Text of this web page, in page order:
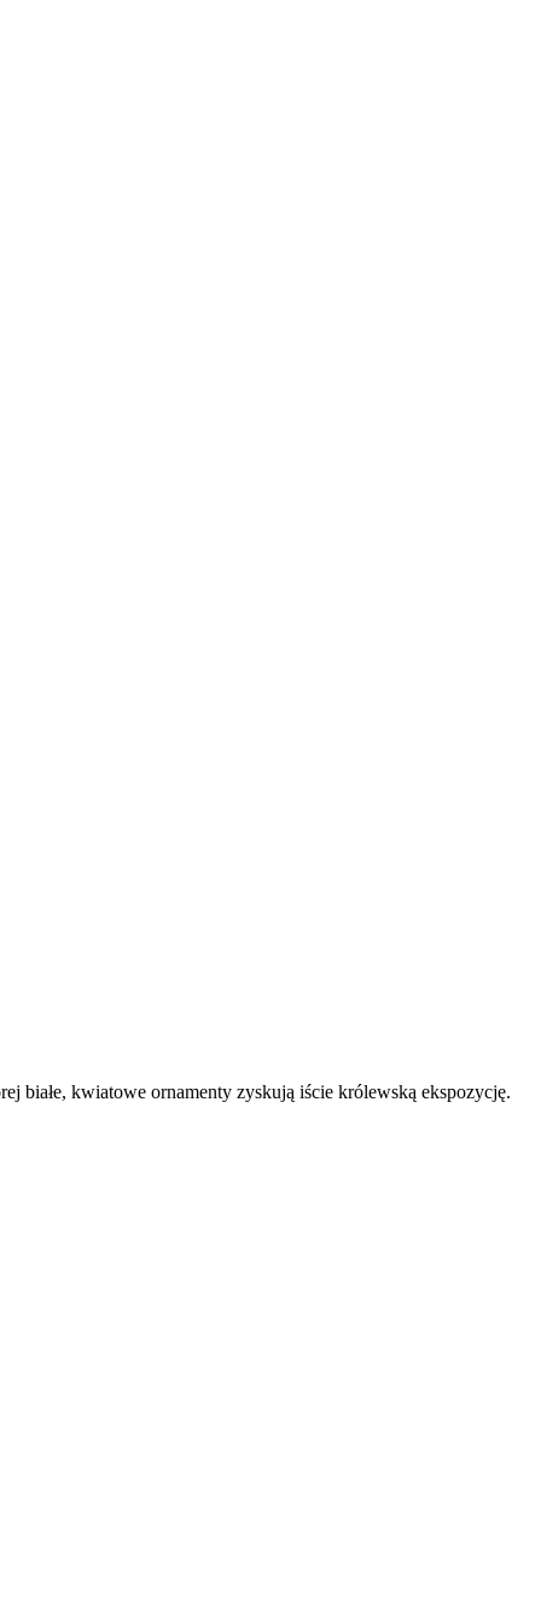
białe, kwiatowe ornamenty zyskują iście królewską ekspozycję.